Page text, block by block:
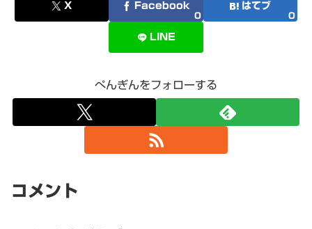
X Facebook
0
はてブ
0
LINE
ぺんぎんをフォローする
コメント